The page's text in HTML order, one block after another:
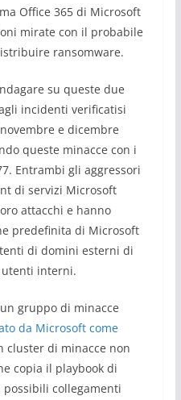
Office 365 di Microsoft
mirate con il probabile
ransomware.
su queste due
incidenti verificatisi
e dicembre
queste minacce con i
Entrambi gli aggressori
di servizi Microsoft
attacchi e hanno
predefinita di Microsoft
di domini esterni di
interni.
gruppo di minacce
da Microsoft come
cluster di minacce non
copia il playbook di
possibili collegamenti